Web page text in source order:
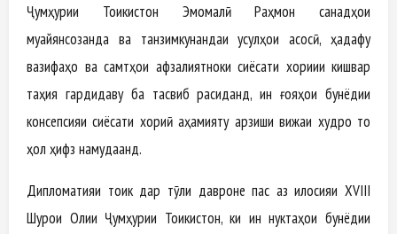
Ҷумҳурии Тоҷикистон Эмомалӣ Раҳмон санадҳои
муайянсозанда ва танзимкунандаи усулҳои асосӣ, ҳадафу
вазифаҳо ва самтҳои афзалиятноки сиёсати хориҷии кишвар
таҳия гардидаву ба тасвиб расиданд, ин ғояҳои бунёдии
консепсияи сиёсати хориҷӣ аҳамияту арзиши вижаи худро то
ҳол ҳифз намудаанд.
Дипломатияи тоҷик дар тӯли давроне пас аз иҷлосияи XVIII
Шурои Олии Ҷумҳурии Тоҷикистон, ки ин нуктаҳои бунёдии